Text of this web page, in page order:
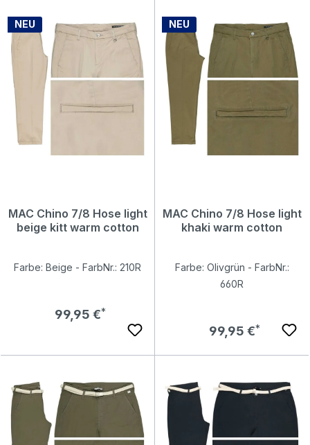
NEU
MAC Chino 7/8 Hose light
beige kitt warm cotton
Farbe: Beige - FarbNr.: 210R
Regulärer Preis:
99,95 €
NEU
MAC Chino 7/8 Hose light
khaki warm cotton
Farbe: Olivgrün - FarbNr.:
660R
Regulärer Preis:
99,95 €